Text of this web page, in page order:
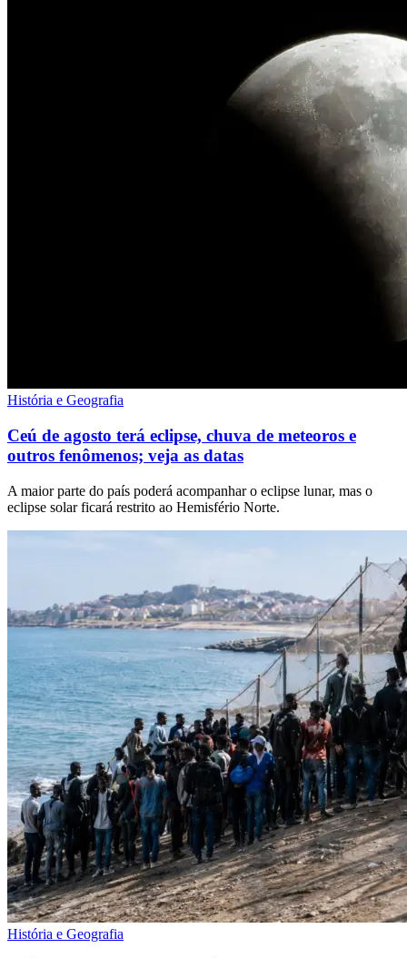
História e Geografia
Ceú de agosto terá eclipse, chuva de meteoros e
outros fenômenos; veja as datas
A maior parte do país poderá acompanhar o eclipse lunar, mas o
eclipse solar ficará restrito ao Hemisfério Norte.
História e Geografia